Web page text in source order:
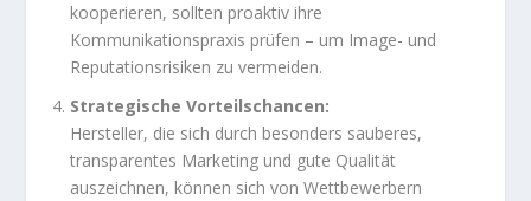
kooperieren, sollten proaktiv ihre
Kommunikationspraxis prüfen – um Image- und
Reputationsrisiken zu vermeiden.
Strategische Vorteilschancen:
Hersteller, die sich durch besonders sauberes,
transparentes Marketing und gute Qualität
auszeichnen, können sich von Wettbewerbern